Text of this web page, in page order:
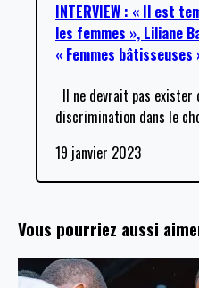
INTERVIEW : « Il est
les femmes », Liliane
« Femmes bâtisseuses
Il ne devrait pas exister
discrimination dans le
19 janvier 2023
Vous pourriez aussi